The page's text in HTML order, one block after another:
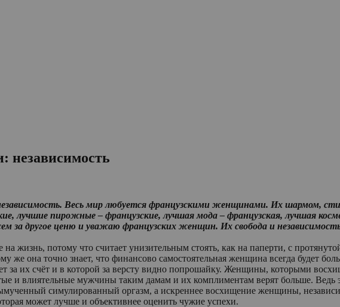
независимость
Весь мир любуется французскими женщинами. Их шармом,
лучшие пирожные – французские, лучшая мода – французская, лучшая
за другое ценю и уважаю французских женщин. Их свобода и
на жизнь, потому что считает унизительным стоять, как на паперти, с
же она точно знает, что финансово самостоятельная женщина всегда будет
за их счёт и в которой за версту видно попрошайку. Женщины, которыми
и влиятельные мужчины таким дамам и их комплиментам верят больше. Ведь
симулированный оргазм, а искреннее восхищение женщины,
может лучше и объективнее оценить чужие успехи.